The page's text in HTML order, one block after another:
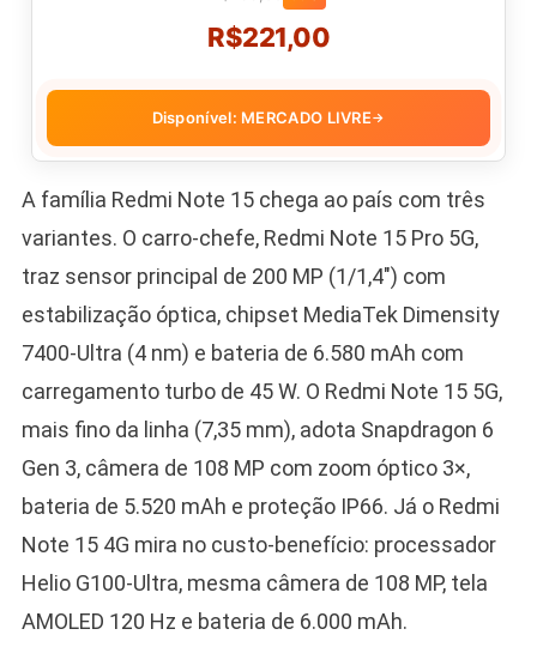
R$221,00
Disponível: MERCADO LIVRE→
A família Redmi Note 15 chega ao país com três
variantes. O carro-chefe, Redmi Note 15 Pro 5G,
traz sensor principal de 200 MP (1/1,4″) com
estabilização óptica, chipset MediaTek Dimensity
7400-Ultra (4 nm) e bateria de 6.580 mAh com
carregamento turbo de 45 W. O Redmi Note 15 5G,
mais fino da linha (7,35 mm), adota Snapdragon 6
Gen 3, câmera de 108 MP com zoom óptico 3×,
bateria de 5.520 mAh e proteção IP66. Já o Redmi
Note 15 4G mira no custo-benefício: processador
Helio G100-Ultra, mesma câmera de 108 MP, tela
AMOLED 120 Hz e bateria de 6.000 mAh.